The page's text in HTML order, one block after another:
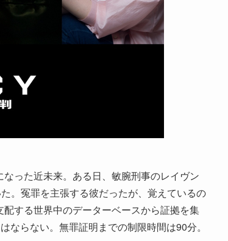
った近未来。ある日、敏腕刑事のレイヴン
。冤罪を主張する彼だったが、覚えているの
する世界中のデーターベースから証拠を集
ならない。無罪証明までの制限時間は90分。